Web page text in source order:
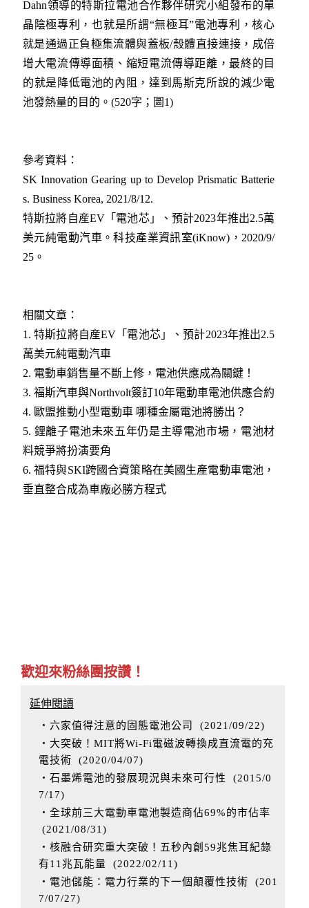
Dahn領導的特斯拉電池合作夥伴研究小組發布的單
晶陰極專利，也就是所謂“無極耳”電池專利，核心
就是通過正負極集流體與蓋板/殼體直接連接，成倍
增大電流傳導面積、縮短電流傳導距離，最終的目
的就是降低電池的內阻，達到馬斯克所說的減少電
池發熱量的目的。(520字；圖1)
參考資料：
SK Innovation Gearing up to Develop Prismatic Batterie
s. Business Korea, 2021/8/12.
特斯拉將自産EV「電池芯」、預計2023年推出2.5萬
美元純電動汽車。科技產業資訊室(iKnow)，2020/9/
25。
相關文章：
1.特斯拉將自産EV「電池芯」、預計2023年推出2.5
萬美元純電動汽車
2. 電動車銷售量不斷上修，電池供應成為關鍵！
3. 福斯汽車與Northvolt簽訂10年電動車電池供應合約
4. 歐盟推動小型電動車 哪種金屬電池將勝出？
5. 鋰離子電池未來五年仍是主導電池市場，電池材
料競爭將扮演要角
6.福特與SKI跨國合資策略在美國生產電動車電池，
垂直整合成為車廠必勝方程式
歡迎來粉絲團按讚！
延伸閱讀
‧六家值得注意的固態電池公司 (2021/09/22)
‧大突破！MIT將Wi-Fi電磁波轉換成直流電的充
電技術 (2020/04/07)
‧石墨烯電池的發展現況與未來可行性
(2015/0
7/17)
‧全球前三大電動車電池製造商佔69%的市佔率
(2021/08/31 )
‧核融合研究重大突破！五秒內創59兆焦耳紀錄
有11兆瓦能量 (2022/02/11 )
‧電池儲能：電力行業的下一個顛覆性技術 (201
7/07/27)